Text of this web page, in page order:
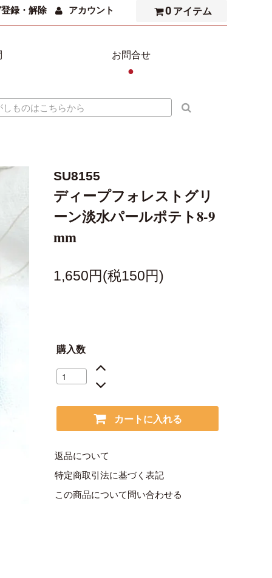
録・解除 アカウント 0 アイテム
お問合せ
●
SU8155
ディープフォレストグリ
ーン淡水パールポテト8-9
mm
1,650円(税150円)
購入数
カートに入れる
返品について
特定商取引法に基づく表記
この商品について問い合わせる